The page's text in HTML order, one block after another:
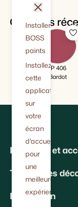
Couleurs
IP 406
Bardot
Peintures et
Techniques
Inspiration
Installer
BOSS
paints
Installez
cette
application
sur
votre
écran
d'accueil
pour
une
meilleure
expérience.
fermer